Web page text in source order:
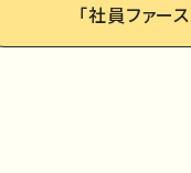
「社員ファー